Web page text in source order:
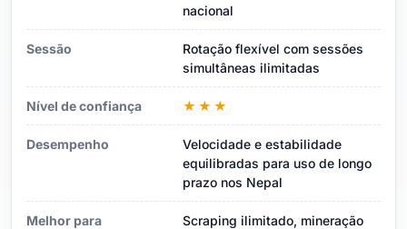
nacional
Sessão
Rotação flexível com sessões
simultâneas ilimitadas
Nível de confiança ★★★
Desempenho
Velocidade e estabilidade
equilibradas para uso de longo
prazo nos Nepal
Melhor para
Scraping ilimitado, mineração